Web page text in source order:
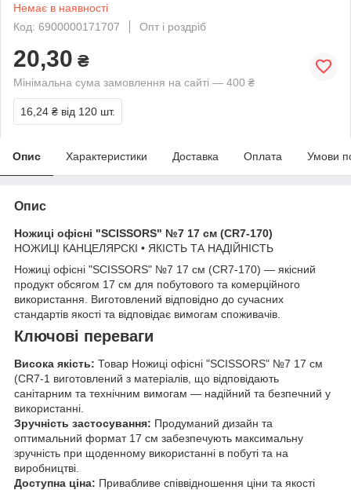
Немає в наявності
Код: 6900000171707
Опт і роздріб
20,30 ₴
Мінімальна сума замовлення на сайті — 400 ₴
16,24 ₴ від 120 шт.
Опис Характеристики Доставка Оплата Умови
Опис
Ножиці офісні "SCISSORS" №7 17 см (CR7-170)
НОЖИЦІ КАНЦЕЛЯРСКІ • ЯКІСТЬ ТА НАДІЙНІСТЬ
Ножиці офісні "SCISSORS" №7 17 см (CR7-170) — якісний
продукт обсягом 17 см для побутового та комерційного
використання. Виготовлений відповідно до сучасних
стандартів якості та відповідає вимогам споживачів.
Ключові переваги
Висока якість: Товар Ножиці офісні "SCISSORS" №7 17 см
(CR7-1 виготовлений з матеріалів, що відповідають
санітарним та технічним вимогам — надійний та безпечний у
використанні.
Зручність застосування: Продуманий дизайн та
оптимальний формат 17 см забезпечують максимальну
зручність при щоденному використанні в побуті та на
виробництві.
Доступна ціна: Привабливе співвідношення ціни та якості